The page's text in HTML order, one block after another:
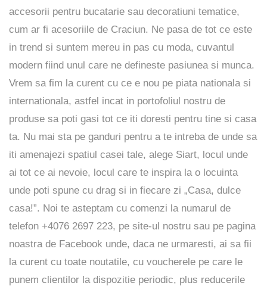
accesorii pentru bucatarie sau decoratiuni tematice,
cum ar fi acesoriile de Craciun. Ne pasa de tot ce este
in trend si suntem mereu in pas cu moda, cuvantul
modern fiind unul care ne defineste pasiunea si munca.
Vrem sa fim la curent cu ce e nou pe piata nationala si
internationala, astfel incat in portofoliul nostru de
produse sa poti gasi tot ce iti doresti pentru tine si casa
ta. Nu mai sta pe ganduri pentru a te intreba de unde sa
iti amenajezi spatiul casei tale, alege Siart, locul unde
ai tot ce ai nevoie, locul care te inspira la o locuinta
unde poti spune cu drag si in fiecare zi „Casa, dulce
casa!”. Noi te asteptam cu comenzi la numarul de
telefon +4076 2697 223, pe site-ul nostru sau pe pagina
noastra de Facebook unde, daca ne urmaresti, ai sa fii
la curent cu toate noutatile, cu voucherele pe care le
punem clientilor la dispozitie periodic, plus reducerile